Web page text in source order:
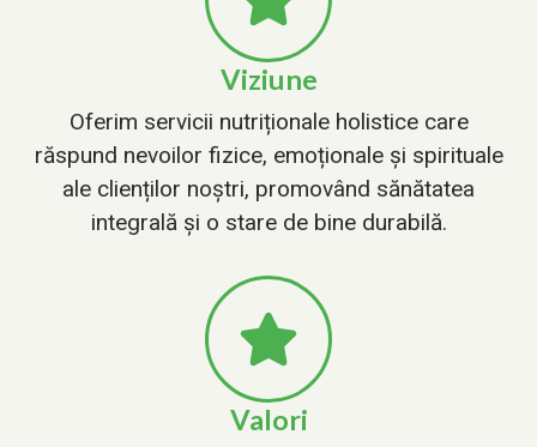
Viziune
Oferim servicii nutriționale holistice care
răspund nevoilor fizice, emoționale și spirituale
ale clienților noștri, promovând sănătatea
integrală și o stare de bine durabilă.
Valori